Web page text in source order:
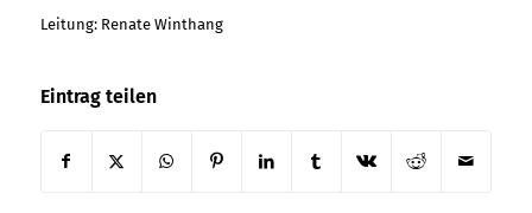
Leitung: Renate Winthang
Eintrag teilen